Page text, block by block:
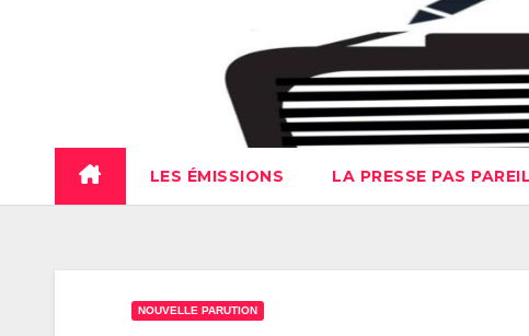
LES ÉMISSIONS LA PRESSE PAS
NOUVELLE PARUTION